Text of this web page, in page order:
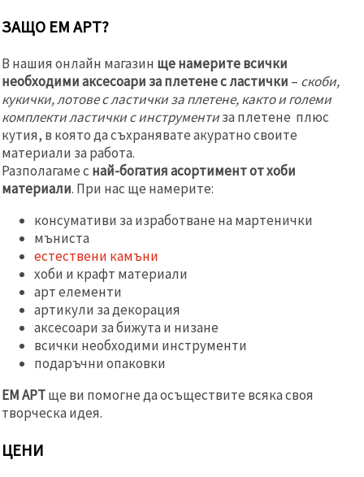
ЗАЩО ЕМ АРТ?
В нашия онлайн магазин ще намерите всички
необходими аксесоари за плетене с ластички – скоби,
кукички, лотове с ластички за плетене, както и големи
комплекти ластички с инструментиза плетене плюс
кутия, в която да съхранявате акуратно своите
материали за работа.
Разполагаме с най-богатия асортимент от хоби
материали. При нас ще намерите:
консумативи за изработване на мартенички
мъниста
естествени камъни
хоби и крафт материали
арт елементи
артикули за декорация
аксесоари за бижута и низане
всички необходими инструменти
подаръчни опаковки
ЕМ АРТще ви помогне да осъществите всяка своя
творческа идея.
ЦЕНИ